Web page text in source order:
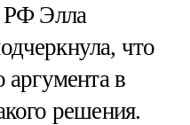
РФ Элла
что
аргумента в
решения.